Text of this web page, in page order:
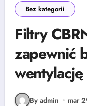
Bez kategorii
Filtry
zapewnić
wentylację
By admin mar